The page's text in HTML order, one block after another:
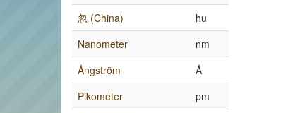
忽 (China)
hu
Nanometer
nm
Ångström
Å
Pikometer
pm